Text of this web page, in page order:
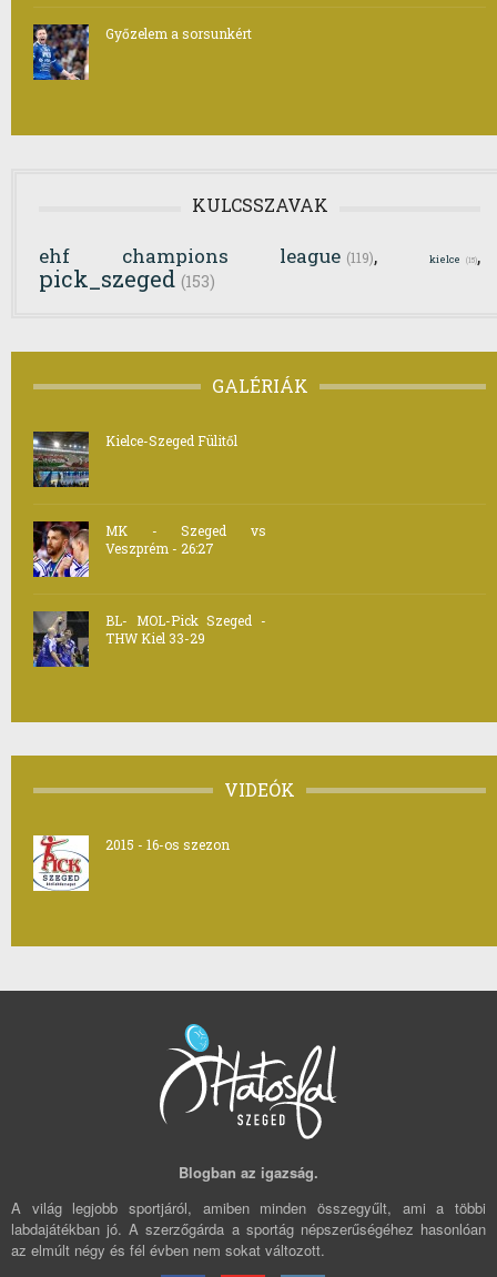
Győzelem a sorsunkért
KULCSSZAVAK
ehf champions league (119),kielce (15),
pick_szeged (153)
GALÉRIÁK
Kielce-Szeged Fülitől
MK - Szeged vs
Veszprém - 26:27
BL- MOL-Pick Szeged -
THW Kiel 33-29
VIDEÓK
2015 - 16-os szezon
Blogban az igazság.
A világ legjobb sportjáról, amiben minden összegyűlt, ami a többi
labdajátékban jó. A szerzőgárda a sportág népszerűségéhez hasonlóan
az elmúlt négy és fél évben nem sokat változott.